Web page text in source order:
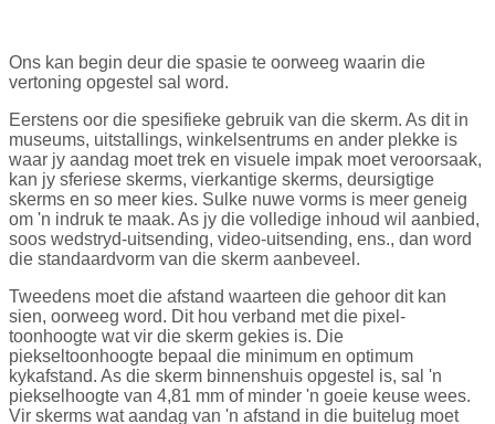
Ons kan begin deur die spasie te oorweeg waarin die
vertoning opgestel sal word.
Eerstens oor die spesifieke gebruik van die skerm. As dit in
museums, uitstallings, winkelsentrums en ander plekke is
waar jy aandag moet trek en visuele impak moet veroorsaak,
kan jy sferiese skerms, vierkantige skerms, deursigtige
skerms en so meer kies. Sulke nuwe vorms is meer geneig
om 'n indruk te maak. As jy die volledige inhoud wil aanbied,
soos wedstryd-uitsending, video-uitsending, ens., dan word
die standaardvorm van die skerm aanbeveel.
Tweedens moet die afstand waarteen die gehoor dit kan
sien, oorweeg word. Dit hou verband met die pixel-
toonhoogte wat vir die skerm gekies is. Die
piekseltoonhoogte bepaal die minimum en optimum
kykafstand. As die skerm binnenshuis opgestel is, sal 'n
piekselhoogte van 4,81 mm of minder 'n goeie keuse wees.
Vir skerms wat aandag van 'n afstand in die buitelug moet